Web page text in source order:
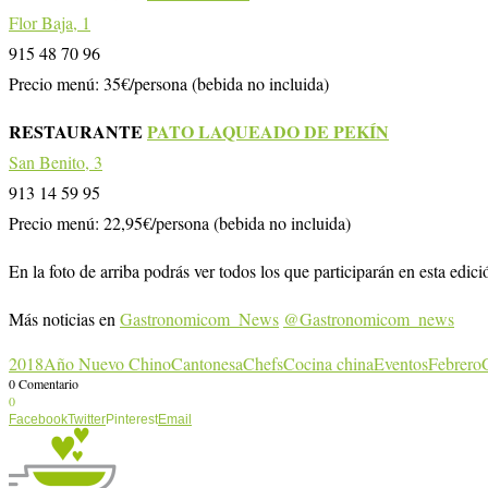
Flor Baja, 1
915 48 70 96
Precio menú: 35€/persona (bebida no incluida)
RESTAURANTE PATO LAQUEADO DE PEKÍN
San Benito, 3
913 14 59 95
Precio menú: 22,95€/persona (bebida no incluida)
En la foto de arriba podrás ver todos los que participarán en esta
Más noticias enGastronomicom_News @Gastronomicom_news
2018Año Nuevo ChinoCantonesaChefsCocina chinaEventosFebrero
0 Comentario
0
FacebookTwitterPinterestEmail